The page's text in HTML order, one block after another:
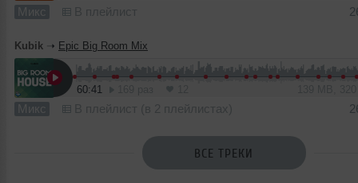
Микс В плейлист
Kubik ➝ Epic Big Room Mix
60:41
Микс В плейлист (в 2 плейлистах)
ВСЕ ТРЕКИ